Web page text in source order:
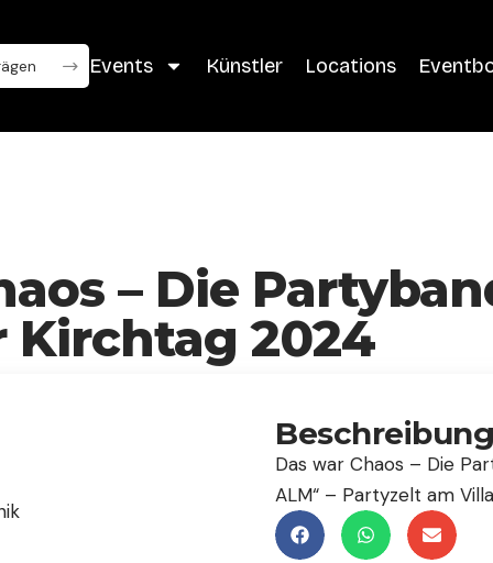
Events Künstler Locations
– Die
Kirchtag 2024
Das war Chaos – Die
ALM“ – Partyzelt am